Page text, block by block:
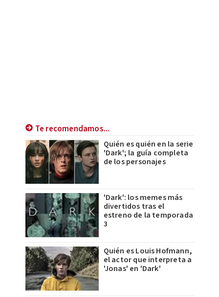
Te recomendamos...
Quién es quién en la serie
'Dark'; la guía completa
de los personajes
'Dark': los memes más
divertidos tras el
estreno de la temporada
3
Quién es Louis Hofmann,
el actor que interpreta a
'Jonas' en 'Dark'